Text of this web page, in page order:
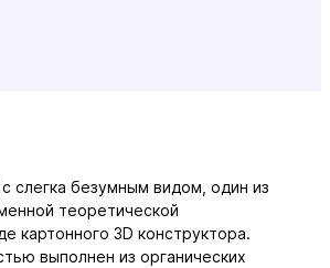
слегка безумным видом, один из
теоретической
картонного 3D конструктора.
выполнен из органических